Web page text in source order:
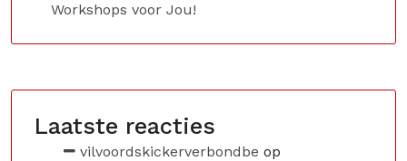
Workshops voor Jou!
Laatste reacties
vilvoordskickerverbondbe op